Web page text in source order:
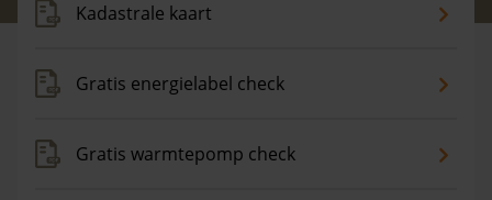
Kadastrale kaart
Gratis energielabel check
Gratis warmtepomp check